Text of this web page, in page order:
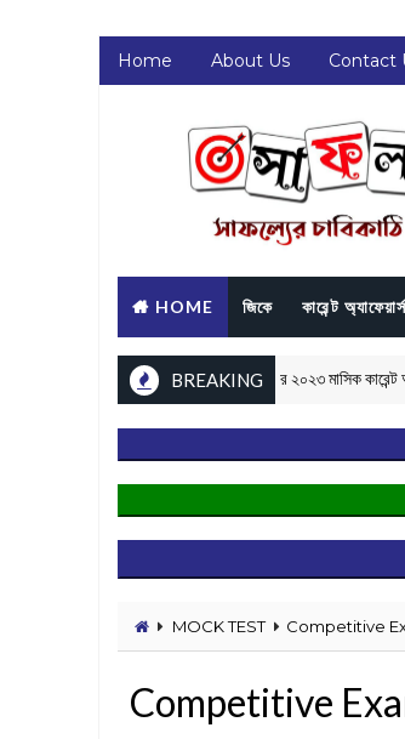
Home About Us Contact
HOME জিকে কারেন্ট অ্যাফেয়ার্স
BREAKING
Affairs PDF | নভেম্বর ২০২৩ মাসিক কারেন্ট
MOCK TEST Competitive
Competitive